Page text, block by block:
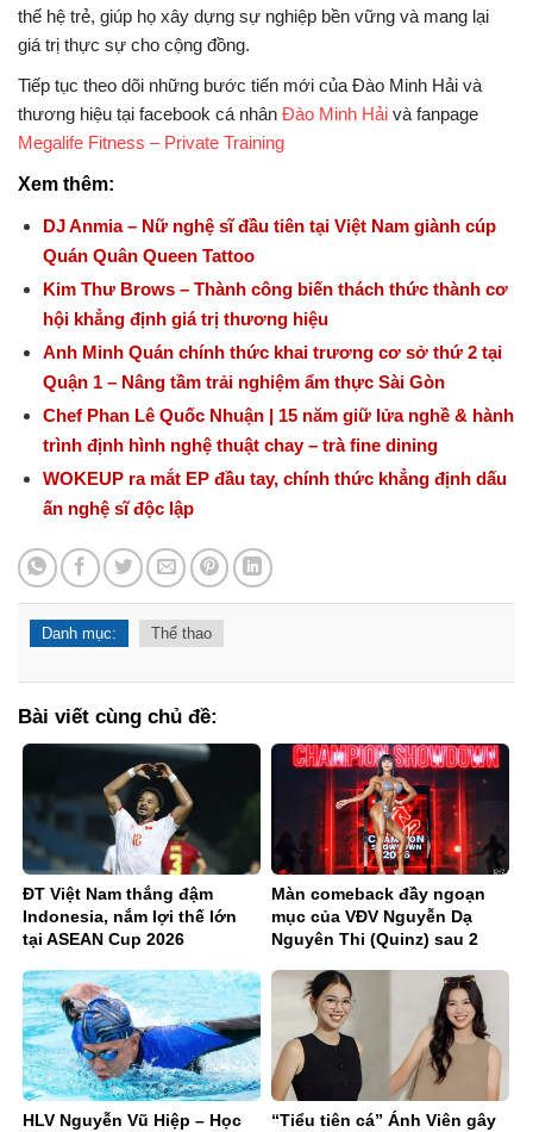
thế hệ trẻ, giúp họ xây dựng sự nghiệp bền vững và mang lại
giá trị thực sự cho cộng đồng.
Tiếp tục theo dõi những bước tiến mới của Đào Minh Hải và
thương hiệu tại facebook cá nhân Đào Minh Hải và fanpage
Megalife Fitness – Private Training
Xem thêm:
DJ Anmia – Nữ nghệ sĩ đầu tiên tại Việt Nam giành cúp
Quán Quân Queen Tattoo
Kim Thư Brows – Thành công biến thách thức thành cơ
hội khẳng định giá trị thương hiệu
Anh Minh Quán chính thức khai trương cơ sở thứ 2 tại
Quận 1 – Nâng tầm trải nghiệm ẩm thực Sài Gòn
Chef Phan Lê Quốc Nhuận | 15 năm giữ lửa nghề & hành
trình định hình nghệ thuật chay – trà fine dining
WOKEUP ra mắt EP đầu tay, chính thức khẳng định dấu
ấn nghệ sĩ độc lập
Danh mục: Thể thao
Bài viết cùng chủ đề:
ĐT Việt Nam thắng đậm
Indonesia, nắm lợi thế lớn
tại ASEAN Cup 2026
Màn comeback đầy ngoạn
mục của VĐV Nguyễn Dạ
Nguyên Thi (Quinz) sau 2
HLV Nguyễn Vũ Hiệp – Học
“Tiểu tiên cá” Ánh Viên gây